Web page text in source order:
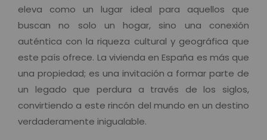
eleva como un lugar ideal para aquellos que
buscan no solo un hogar, sino una conexión
auténtica con la riqueza cultural y geográfica que
este país ofrece. La vivienda en España es más que
una propiedad; es una invitación a formar parte de
un legado que perdura a través de los siglos,
convirtiendo a este rincón del mundo en un destino
verdaderamente inigualable.